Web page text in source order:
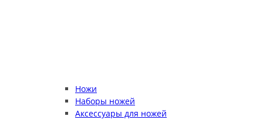
Ножи
Наборы ножей
Аксессуары для ножей